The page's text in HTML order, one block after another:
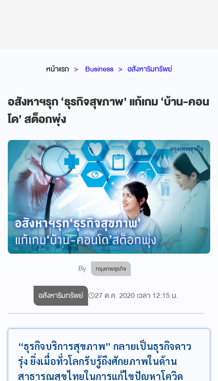
หน้าแรก Business อสังหาริมทรัพย์
อสังหาฯรุก ‘ธุรกิจสุขภาพ’ แก้เกม ‘บ้าน-คอน
โด’ สต็อกพุ่ง
By กรุงเทพธุรกิจ
อสังหาริมทรัพย์ 27 ต.ค. 2020 เวลา 12:15 น.
“ธุรกิจบริการสุขภาพ” กลายเป็นธุรกิจดาว
รุ่ง ยิ่งเมื่อทั่วโลกรับรู้ถึงศักยภาพในด้าน
สาธารณสุขไทยในการแก้ไขปัญหาโควิด